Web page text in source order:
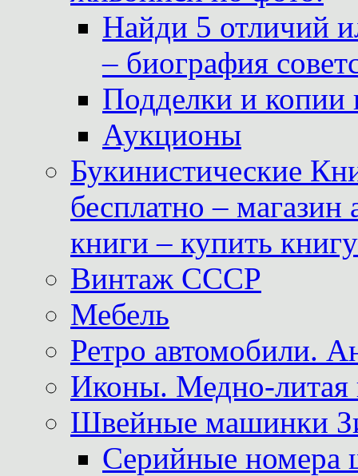
Найди 5 отличий
– биография
Подделки и копии
Аукционы
Букинистические
бесплатно –
книги – купить
Винтаж СССР
Мебель
Ретро автомобили.
Иконы. Медно-литая
Швейные машинки
Серийные